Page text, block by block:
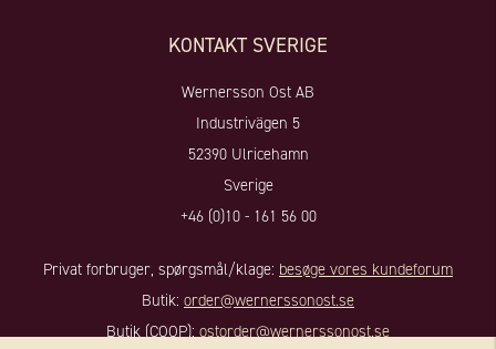
KONTAKT SVERIGE
Wernersson Ost AB
Industrivägen 5
52390 Ulricehamn
Sverige
+46 (0)10 - 161 56 00
Privat forbruger, spørgsmål/klage: besøge vores kundeforum
Butik: order@wernerssonost.se
Butik (COOP): ostorder@wernerssonost.se